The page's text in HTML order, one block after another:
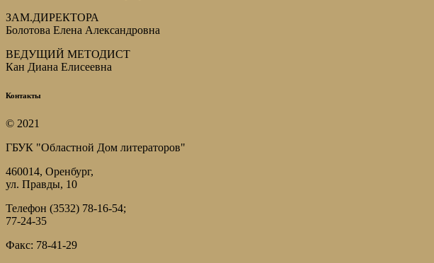
ЗАМ.ДИРЕКТОРА
Болотова Елена Александровна
ВЕДУЩИЙ МЕТОДИСТ
Кан Диана Елисеевна
Контакты
© 2021
ГБУК "Областной Дом литераторов"
460014, Оренбург,
ул. Правды, 10
Телефон (3532) 78-16-54;
77-24-35
Факс: 78-41-29